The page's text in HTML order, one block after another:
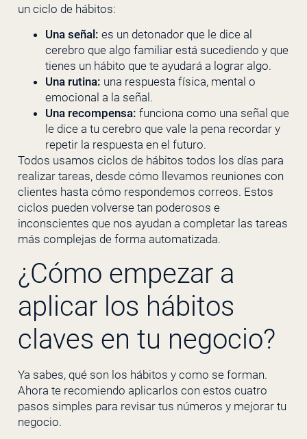
un ciclo de hábitos:
Una señal: es un detonador que le dice al
cerebro que algo familiar está sucediendo y que
tienes un hábito que te ayudará a lograr algo.
Una rutina: una respuesta física, mental o
emocional a la señal.
Una recompensa: funciona como una señal que
le dice a tu cerebro que vale la pena recordar y
repetir la respuesta en el futuro.
Todos usamos ciclos de hábitos todos los días para
realizar tareas, desde cómo llevamos reuniones con
clientes hasta cómo respondemos correos. Estos
ciclos pueden volverse tan poderosos e
inconscientes que nos ayudan a completar las tareas
más complejas de forma automatizada.
¿Cómo empezar a
aplicar los hábitos
claves en tu negocio?
Ya sabes, qué son los hábitos y como se forman.
Ahora te recomiendo aplicarlos con estos cuatro
pasos simples para revisar tus números y mejorar tu
negocio.